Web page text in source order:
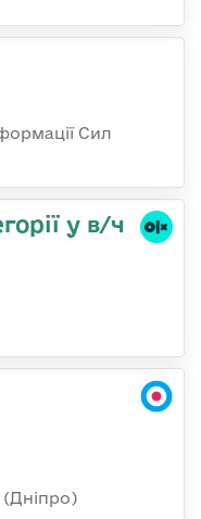
Сил
у в/ч
(Дніпро)